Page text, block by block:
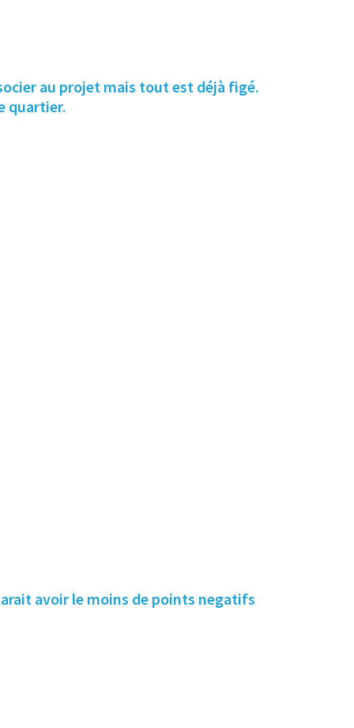
au projet mais tout est déjà figé.
quartier.
avoir le moins de points negatifs